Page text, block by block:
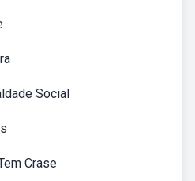
Social
Crase